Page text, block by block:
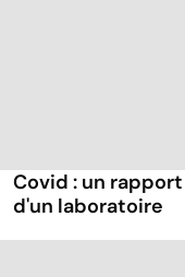
Covid : un
d'un laboratoire